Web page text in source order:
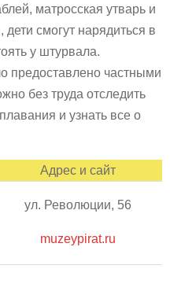
матросская утварь и
смогут нарядиться в
у штурвала.
предоставлено частными
без труда отследить
и узнать все о
Адрес и сайт
ул. Революции, 56
muzeypirat.ru